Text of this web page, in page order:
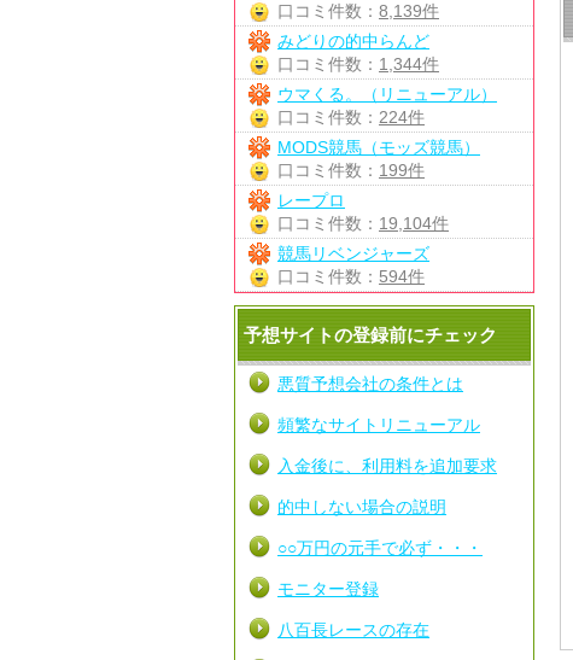
口コミ件数： 8,139件
みどりの的中らんど
口コミ件数： 1,344件
ウマくる。（リニューアル）
口コミ件数： 224件
MODS競馬（モッズ競馬）
口コミ件数： 199件
レープロ
口コミ件数： 19,104件
競馬リベンジャーズ
口コミ件数： 594件
予想サイトの登録前にチェック
悪質予想会社の条件とは
頻繁なサイトリニューアル
入金後に、利用料を追加要求
的中しない場合の説明
○○万円の元手で必ず・・・
モニター登録
八百長レースの存在